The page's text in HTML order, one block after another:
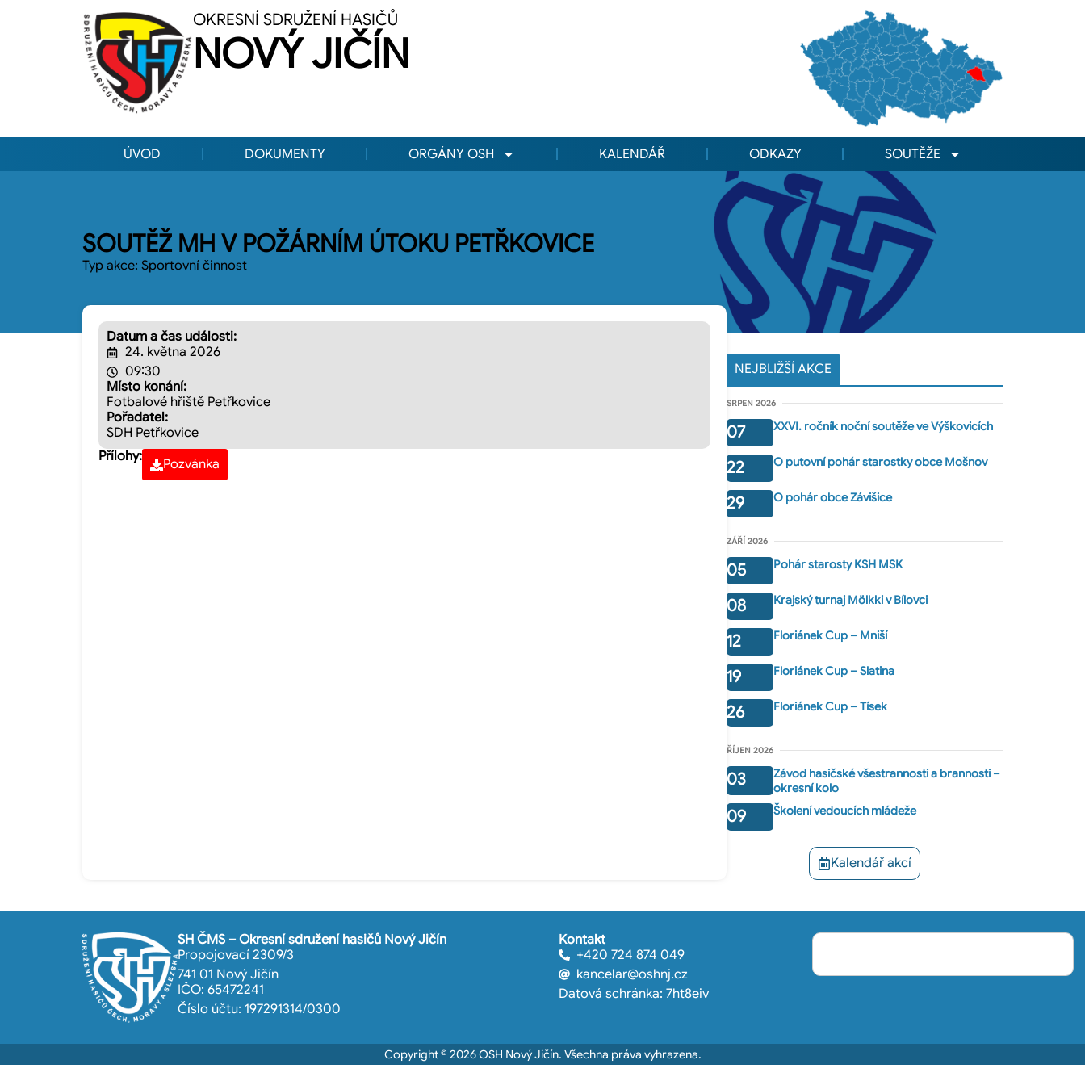
OKRESNÍ SDRUŽENÍ HASIČŮ
NOVÝ JIČÍN
ÚVOD DOKUMENTY ORGÁNY OSH KALENDÁŘ ODKAZY SOUTĚŽE
SOUTĚŽ MH V POŽÁRNÍM ÚTOKU PETŘKOVICE
Typ akce: Sportovní činnost
Datum a čas události:
24. května 2026
09:30
Místo konání:
Fotbalové hřiště Petřkovice
Pořadatel:
SDH Petřkovice
Přílohy:
Pozvánka
NEJBLIŽŠÍ AKCE
SRPEN 2026
07 XXVI. ročník noční soutěže ve Výškovicích
22 O putovní pohár starostky obce Mošnov
29 O pohár obce Závišice
ZÁŘÍ 2026
05 Pohár starosty KSH MSK
08 Krajský turnaj Mölkki v Bílovci
12 Floriánek Cup – Mniší
19 Floriánek Cup – Slatina
26 Floriánek Cup – Tísek
ŘÍJEN 2026
03
Závod hasičské všestrannosti a brannosti –
okresní kolo
09 Školení vedoucích mládeže
Kalendář akcí
SH ČMS – Okresní sdružení hasičů Nový Jičín
Propojovací 2309/3
741 01 Nový Jičín
IČO: 65472241
Číslo účtu: 197291314/0300
Kontakt
+420 724 874 049
kancelar@oshnj.cz
Datová schránka: 7ht8eiv
Copyright © 2026 OSH Nový Jičín. Všechna práva vyhrazena.